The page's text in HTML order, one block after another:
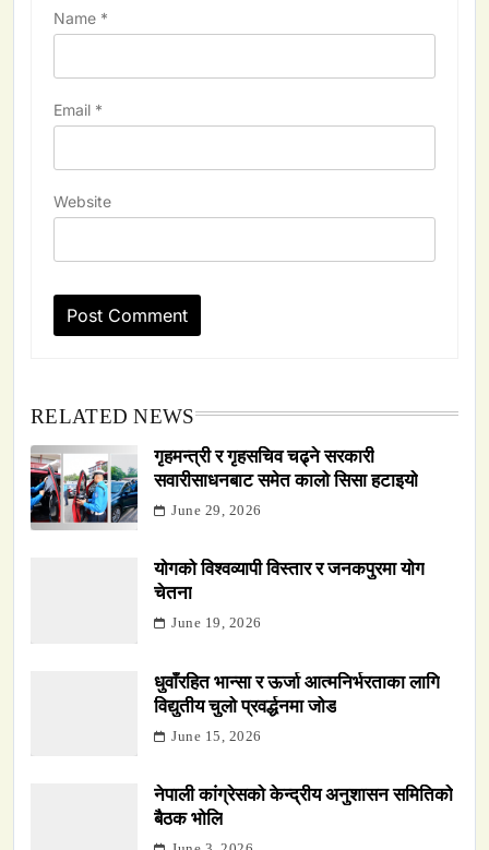
Name *
Email *
Website
RELATED NEWS
गृहमन्त्री र गृहसचिव चढ्ने सरकारी
सवारीसाधनबाट समेत कालो सिसा हटाइयो
June 29, 2026
योगको विश्वव्यापी विस्तार र जनकपुरमा योग
चेतना
June 19, 2026
धुवाँरहित भान्सा र ऊर्जा आत्मनिर्भरताका लागि
विद्युतीय चुलो प्रवर्द्धनमा जोड
June 15, 2026
नेपाली कांग्रेसको केन्द्रीय अनुशासन समितिको
बैठक भोलि